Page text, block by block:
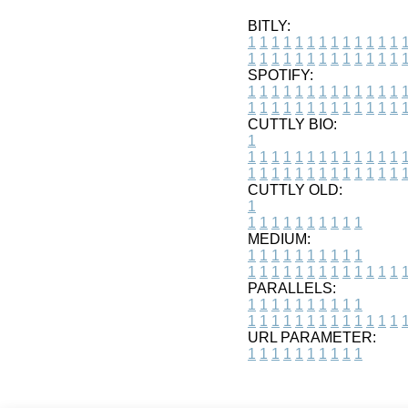
BITLY:
1 1 1 1 1 1 1 1 1 1 1 1 1 1
1 1 1 1 1 1 1 1 1 1 1 1 1 1
SPOTIFY:
1 1 1 1 1 1 1 1 1 1 1 1 1 1
1 1 1 1 1 1 1 1 1 1 1 1 1 1
CUTTLY BIO:
1
1 1 1 1 1 1 1 1 1 1 1 1 1 1
1 1 1 1 1 1 1 1 1 1 1 1 1 1
CUTTLY OLD:
1
1 1 1 1 1 1 1 1 1 1
MEDIUM:
1 1 1 1 1 1 1 1 1 1
1 1 1 1 1 1 1 1 1 1 1 1 1 1
PARALLELS:
1 1 1 1 1 1 1 1 1 1
1 1 1 1 1 1 1 1 1 1 1 1 1 1
URL PARAMETER:
1 1 1 1 1 1 1 1 1 1